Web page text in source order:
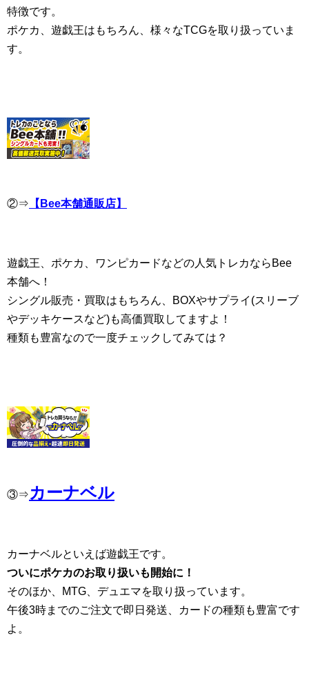
特徴です。
ポケカ、遊戯王はもちろん、様々なTCGを取り扱っていま
す。
②⇒ 【Bee本舗通販店】
遊戯王、ポケカ、ワンピカードなどの人気トレカならBee
本舗へ！
シングル販売・買取はもちろん、BOXやサプライ(スリーブ
やデッキケースなど)も高価買取してますよ！
種類も豊富なので一度チェックしてみては？
③⇒ カーナベル
カーナベルといえば遊戯王です。
ついにポケカのお取り扱いも開始に！
そのほか、MTG、デュエマを取り扱っています。
午後3時までのご注文で即日発送、カードの種類も豊富です
よ。